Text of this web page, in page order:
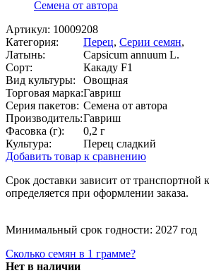
Артикул: 10009208
Категория:
Перец, Серии семян,
Латынь:
Capsicum annuum L.
Сорт:
Какаду F1
Вид культуры:
Овощная
Торговая марка:Гавриш
Серия пакетов: Семена от автора
Производитель:Гавриш
Фасовка (г):
0,2 г
Культура:
Перец сладкий
Добавить товар к сравнению
Срок доставки зависит от транспортной
определяется при оформлении заказа.
Минимальный срок годности: 2027 год
Сколько семян в 1 грамме?
Нет в наличии